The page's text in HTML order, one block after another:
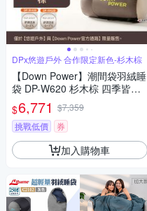
DPx悠遊戶外 合作限定新色-杉木棕
【Down Power】潮間袋羽絨睡
袋 DP-W620 杉木棕 四季皆宜
車露 登山 露營 悠遊戶外
$6,771 $7,359
挑戰低價
券
加入購物車